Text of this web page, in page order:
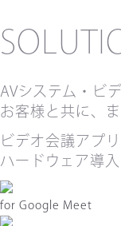
AVシステム・ビ
お客様と共に、
ビデオ会議アプ
ハードウェア導
for Google Meet